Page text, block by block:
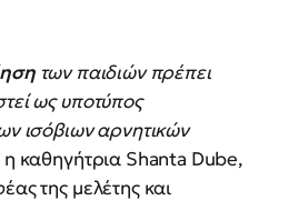
των παιδιών πρέπει
ως υποτύπος
ισόβιων αρνητικών
καθηγήτρια Shanta Dube,
της μελέτης και